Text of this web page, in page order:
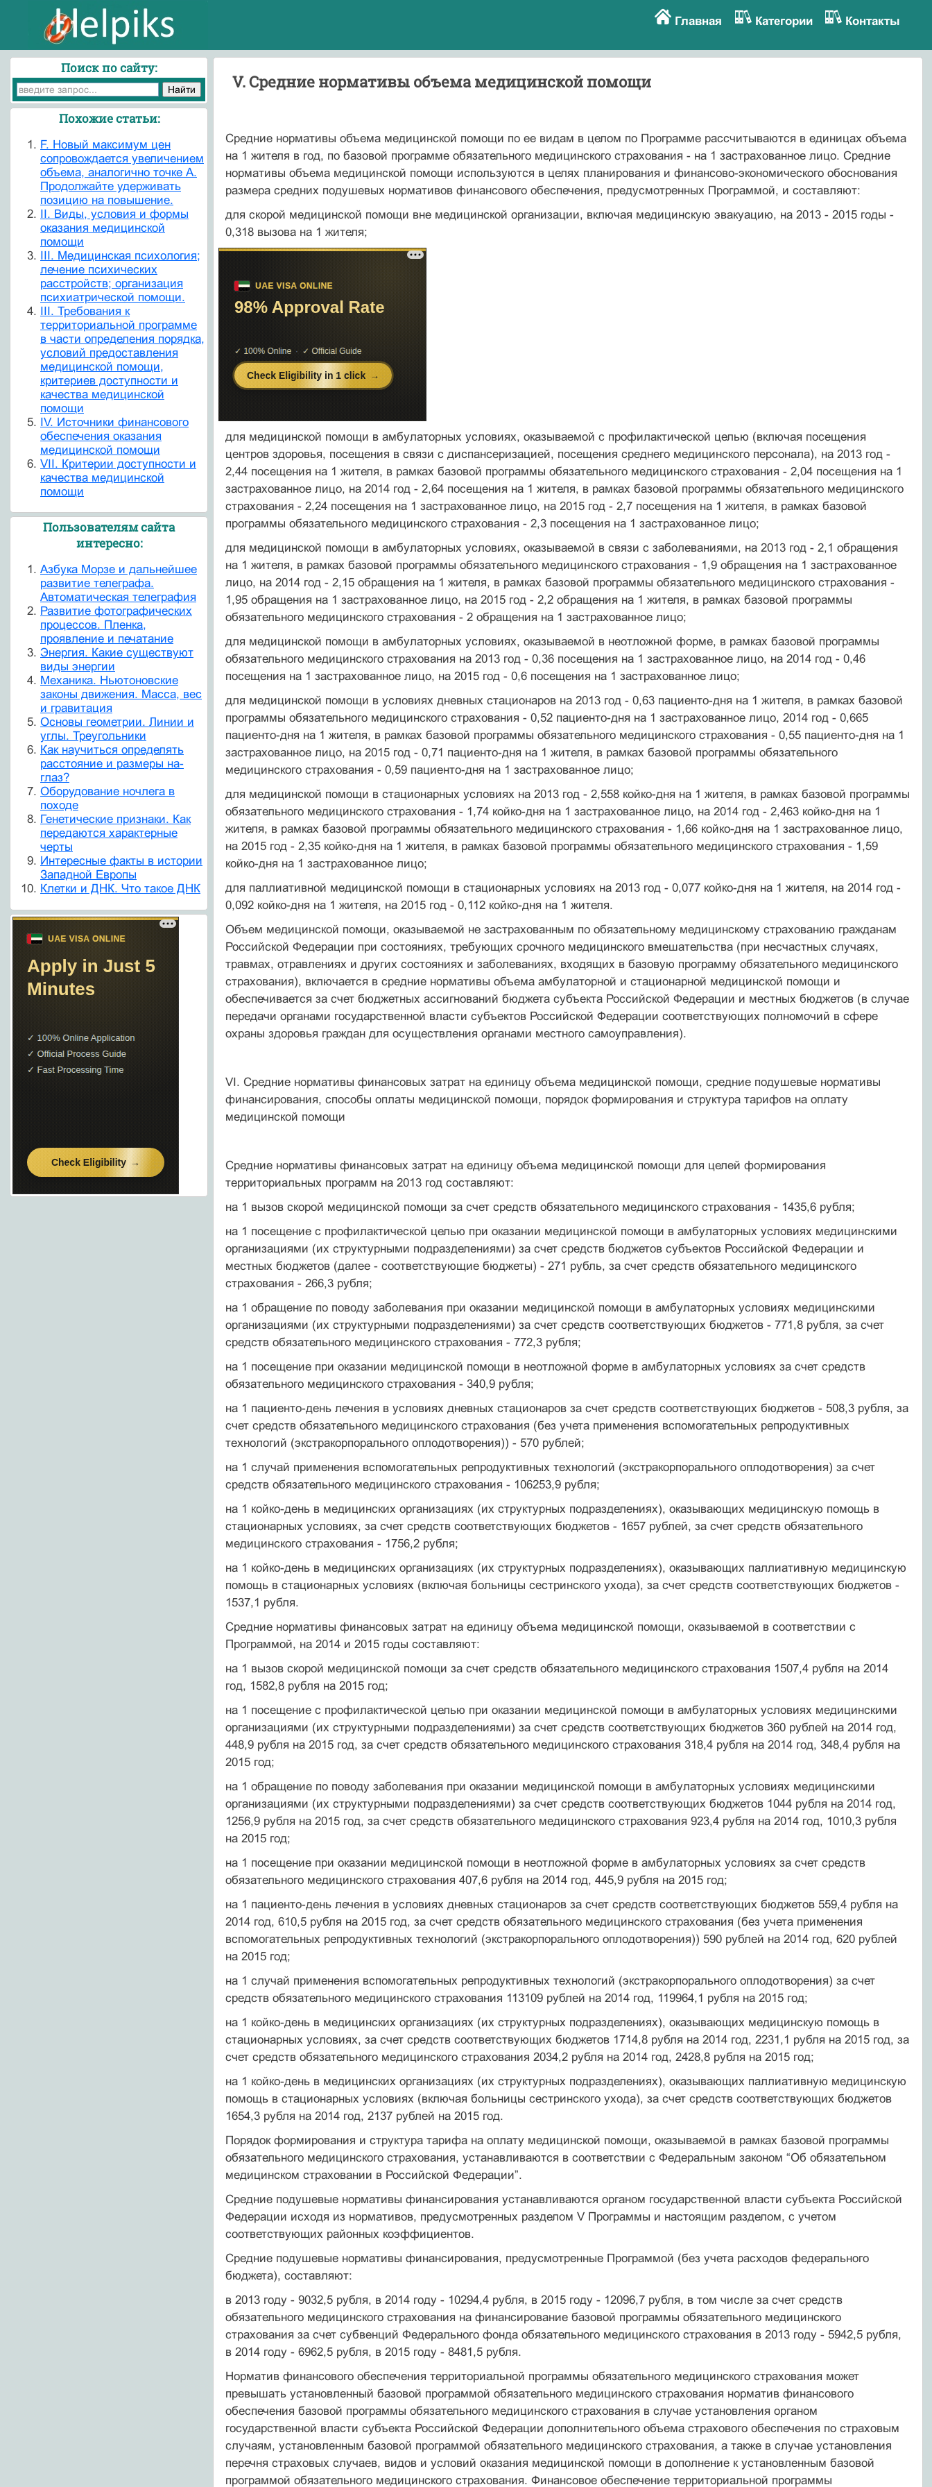
Главная Категории Контакты
V. Средние нормативы объема медицинской помощи
Средние нормативы объема медицинской помощи по ее видам в целом по Программе рассчитываются в единицах объема
на 1 жителя в год, по базовой программе обязательного медицинского страхования - на 1 застрахованное лицо. Средние
нормативы объема медицинской помощи используются в целях планирования и финансово-экономического обоснования
размера средних подушевых нормативов финансового обеспечения, предусмотренных Программой, и составляют:
для скорой медицинской помощи вне медицинской организации, включая медицинскую эвакуацию, на 2013 - 2015 годы -
0,318 вызова на 1 жителя;
для медицинской помощи в амбулаторных условиях, оказываемой с профилактической целью (включая посещения
центров здоровья, посещения в связи с диспансеризацией, посещения среднего медицинского персонала), на 2013 год -
2,44 посещения на 1 жителя, в рамках базовой программы обязательного медицинского страхования - 2,04 посещения на 1
застрахованное лицо, на 2014 год - 2,64 посещения на 1 жителя, в рамках базовой программы обязательного медицинского
страхования - 2,24 посещения на 1 застрахованное лицо, на 2015 год - 2,7 посещения на 1 жителя, в рамках базовой
программы обязательного медицинского страхования - 2,3 посещения на 1 застрахованное лицо;
для медицинской помощи в амбулаторных условиях, оказываемой в связи с заболеваниями, на 2013 год - 2,1 обращения
на 1 жителя, в рамках базовой программы обязательного медицинского страхования - 1,9 обращения на 1 застрахованное
лицо, на 2014 год - 2,15 обращения на 1 жителя, в рамках базовой программы обязательного медицинского страхования -
1,95 обращения на 1 застрахованное лицо, на 2015 год - 2,2 обращения на 1 жителя, в рамках базовой программы
обязательного медицинского страхования - 2 обращения на 1 застрахованное лицо;
для медицинской помощи в амбулаторных условиях, оказываемой в неотложной форме, в рамках базовой программы
обязательного медицинского страхования на 2013 год - 0,36 посещения на 1 застрахованное лицо, на 2014 год - 0,46
посещения на 1 застрахованное лицо, на 2015 год - 0,6 посещения на 1 застрахованное лицо;
для медицинской помощи в условиях дневных стационаров на 2013 год - 0,63 пациенто-дня на 1 жителя, в рамках базовой
программы обязательного медицинского страхования - 0,52 пациенто-дня на 1 застрахованное лицо, 2014 год - 0,665
пациенто-дня на 1 жителя, в рамках базовой программы обязательного медицинского страхования - 0,55 пациенто-дня на 1
застрахованное лицо, на 2015 год - 0,71 пациенто-дня на 1 жителя, в рамках базовой программы обязательного
медицинского страхования - 0,59 пациенто-дня на 1 застрахованное лицо;
для медицинской помощи в стационарных условиях на 2013 год - 2,558 койко-дня на 1 жителя, в рамках базовой программы
обязательного медицинского страхования - 1,74 койко-дня на 1 застрахованное лицо, на 2014 год - 2,463 койко-дня на 1
жителя, в рамках базовой программы обязательного медицинского страхования - 1,66 койко-дня на 1 застрахованное лицо,
на 2015 год - 2,35 койко-дня на 1 жителя, в рамках базовой программы обязательного медицинского страхования - 1,59
койко-дня на 1 застрахованное лицо;
для паллиативной медицинской помощи в стационарных условиях на 2013 год - 0,077 койко-дня на 1 жителя, на 2014 год -
0,092 койко-дня на 1 жителя, на 2015 год - 0,112 койко-дня на 1 жителя.
Объем медицинской помощи, оказываемой не застрахованным по обязательному медицинскому страхованию гражданам
Российской Федерации при состояниях, требующих срочного медицинского вмешательства (при несчастных случаях,
травмах, отравлениях и других состояниях и заболеваниях, входящих в базовую программу обязательного медицинского
страхования), включается в средние нормативы объема амбулаторной и стационарной медицинской помощи и
обеспечивается за счет бюджетных ассигнований бюджета субъекта Российской Федерации и местных бюджетов (в случае
передачи органами государственной власти субъектов Российской Федерации соответствующих полномочий в сфере
охраны здоровья граждан для осуществления органами местного самоуправления).
VI. Средние нормативы финансовых затрат на единицу объема медицинской помощи, средние подушевые нормативы
финансирования, способы оплаты медицинской помощи, порядок формирования и структура тарифов на оплату
медицинской помощи
Средние нормативы финансовых затрат на единицу объема медицинской помощи для целей формирования
территориальных программ на 2013 год составляют:
на 1 вызов скорой медицинской помощи за счет средств обязательного медицинского страхования - 1435,6 рубля;
на 1 посещение с профилактической целью при оказании медицинской помощи в амбулаторных условиях медицинскими
организациями (их структурными подразделениями) за счет средств бюджетов субъектов Российской Федерации и
местных бюджетов (далее - соответствующие бюджеты) - 271 рубль, за счет средств обязательного медицинского
страхования - 266,3 рубля;
на 1 обращение по поводу заболевания при оказании медицинской помощи в амбулаторных условиях медицинскими
организациями (их структурными подразделениями) за счет средств соответствующих бюджетов - 771,8 рубля, за счет
средств обязательного медицинского страхования - 772,3 рубля;
на 1 посещение при оказании медицинской помощи в неотложной форме в амбулаторных условиях за счет средств
обязательного медицинского страхования - 340,9 рубля;
на 1 пациенто-день лечения в условиях дневных стационаров за счет средств соответствующих бюджетов - 508,3 рубля, за
счет средств обязательного медицинского страхования (без учета применения вспомогательных репродуктивных
технологий (экстракорпорального оплодотворения)) - 570 рублей;
на 1 случай применения вспомогательных репродуктивных технологий (экстракорпорального оплодотворения) за счет
средств обязательного медицинского страхования - 106253,9 рубля;
на 1 койко-день в медицинских организациях (их структурных подразделениях), оказывающих медицинскую помощь в
стационарных условиях, за счет средств соответствующих бюджетов - 1657 рублей, за счет средств обязательного
медицинского страхования - 1756,2 рубля;
на 1 койко-день в медицинских организациях (их структурных подразделениях), оказывающих паллиативную медицинскую
помощь в стационарных условиях (включая больницы сестринского ухода), за счет средств соответствующих бюджетов -
1537,1 рубля.
Средние нормативы финансовых затрат на единицу объема медицинской помощи, оказываемой в соответствии с
Программой, на 2014 и 2015 годы составляют:
на 1 вызов скорой медицинской помощи за счет средств обязательного медицинского страхования 1507,4 рубля на 2014
год, 1582,8 рубля на 2015 год;
на 1 посещение с профилактической целью при оказании медицинской помощи в амбулаторных условиях медицинскими
организациями (их структурными подразделениями) за счет средств соответствующих бюджетов 360 рублей на 2014 год,
448,9 рубля на 2015 год, за счет средств обязательного медицинского страхования 318,4 рубля на 2014 год, 348,4 рубля на
2015 год;
на 1 обращение по поводу заболевания при оказании медицинской помощи в амбулаторных условиях медицинскими
организациями (их структурными подразделениями) за счет средств соответствующих бюджетов 1044 рубля на 2014 год,
1256,9 рубля на 2015 год, за счет средств обязательного медицинского страхования 923,4 рубля на 2014 год, 1010,3 рубля
на 2015 год;
на 1 посещение при оказании медицинской помощи в неотложной форме в амбулаторных условиях за счет средств
обязательного медицинского страхования 407,6 рубля на 2014 год, 445,9 рубля на 2015 год;
на 1 пациенто-день лечения в условиях дневных стационаров за счет средств соответствующих бюджетов 559,4 рубля на
2014 год, 610,5 рубля на 2015 год, за счет средств обязательного медицинского страхования (без учета применения
вспомогательных репродуктивных технологий (экстракорпорального оплодотворения)) 590 рублей на 2014 год, 620 рублей
на 2015 год;
на 1 случай применения вспомогательных репродуктивных технологий (экстракорпорального оплодотворения) за счет
средств обязательного медицинского страхования 113109 рублей на 2014 год, 119964,1 рубля на 2015 год;
на 1 койко-день в медицинских организациях (их структурных подразделениях), оказывающих медицинскую помощь в
стационарных условиях, за счет средств соответствующих бюджетов 1714,8 рубля на 2014 год, 2231,1 рубля на 2015 год, за
счет средств обязательного медицинского страхования 2034,2 рубля на 2014 год, 2428,8 рубля на 2015 год;
на 1 койко-день в медицинских организациях (их структурных подразделениях), оказывающих паллиативную медицинскую
помощь в стационарных условиях (включая больницы сестринского ухода), за счет средств соответствующих бюджетов
1654,3 рубля на 2014 год, 2137 рублей на 2015 год.
Порядок формирования и структура тарифа на оплату медицинской помощи, оказываемой в рамках базовой программы
обязательного медицинского страхования, устанавливаются в соответствии с Федеральным законом “Об обязательном
медицинском страховании в Российской Федерации”.
Средние подушевые нормативы финансирования устанавливаются органом государственной власти субъекта Российской
Федерации исходя из нормативов, предусмотренных разделом V Программы и настоящим разделом, с учетом
соответствующих районных коэффициентов.
Средние подушевые нормативы финансирования, предусмотренные Программой (без учета расходов федерального
бюджета), составляют:
в 2013 году - 9032,5 рубля, в 2014 году - 10294,4 рубля, в 2015 году - 12096,7 рубля, в том числе за счет средств
обязательного медицинского страхования на финансирование базовой программы обязательного медицинского
страхования за счет субвенций Федерального фонда обязательного медицинского страхования в 2013 году - 5942,5 рубля,
в 2014 году - 6962,5 рубля, в 2015 году - 8481,5 рубля.
Норматив финансового обеспечения территориальной программы обязательного медицинского страхования может
превышать установленный базовой программой обязательного медицинского страхования норматив финансового
обеспечения базовой программы обязательного медицинского страхования в случае установления органом
государственной власти субъекта Российской Федерации дополнительного объема страхового обеспечения по страховым
случаям, установленным базовой программой обязательного медицинского страхования, а также в случае установления
перечня страховых случаев, видов и условий оказания медицинской помощи в дополнение к установленным базовой
программой обязательного медицинского страхования. Финансовое обеспечение территориальной программы
Поиск по сайту:
Похожие статьи:
F. Новый максимум цен
сопровождается увеличением
объема, аналогично точке А.
Продолжайте удерживать
позицию на повышение.
II. Виды, условия и формы
оказания медицинской
помощи
III. Медицинская психология;
лечение психических
расстройств; организация
психиатрической помощи.
III. Требования к
территориальной программе
в части определения порядка,
условий предоставления
медицинской помощи,
критериев доступности и
качества медицинской
помощи
IV. Источники финансового
обеспечения оказания
медицинской помощи
VII. Критерии доступности и
качества медицинской
помощи
Пользователям сайта
интересно:
Азбука Морзе и дальнейшее
развитие телеграфа.
Автоматическая телеграфия
Развитие фотографических
процессов. Пленка,
проявление и печатание
Энергия. Какие существуют
виды энергии
Механика. Ньютоновские
законы движения. Масса, вес
и гравитация
Основы геометрии. Линии и
углы. Треугольники
Как научиться определять
расстояние и размеры на-
глаз?
Оборудование ночлега в
походе
Генетические признаки. Как
передаются характерные
черты
Интересные факты в истории
Западной Европы
Клетки и ДНК. Что такое ДНК